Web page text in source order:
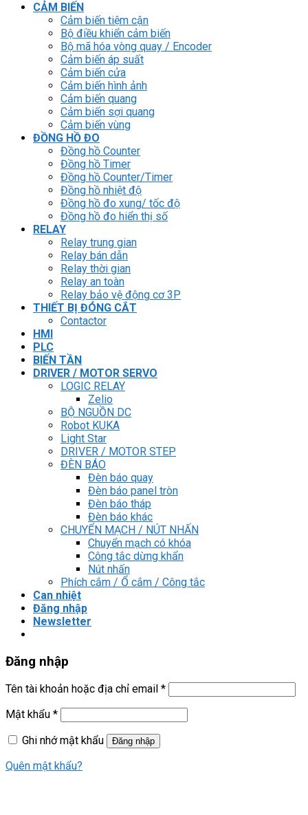
CẢM BIẾN
Cảm biến tiệm cận
Bộ điều khiển cảm biến
Bộ mã hóa vòng quay / Encoder
Cảm biến áp suất
Cảm biến cửa
Cảm biến hình ảnh
Cảm biến quang
Cảm biến sợi quang
Cảm biến vùng
ĐỒNG HỒ ĐO
Đồng hồ Counter
Đồng hồ Timer
Đồng hồ Counter/Timer
Đồng hồ nhiệt độ
Đồng hồ đo xung/ tốc độ
Đồng hồ đo hiển thị số
RELAY
Relay trung gian
Relay bán dẫn
Relay thời gian
Relay an toàn
Relay bảo vệ động cơ 3P
THIẾT BỊ ĐÓNG CẮT
Contactor
HMI
PLC
BIẾN TẦN
DRIVER / MOTOR SERVO
LOGIC RELAY
Zelio
BỘ NGUỒN DC
Robot KUKA
Light Star
DRIVER / MOTOR STEP
ĐÈN BÁO
Đèn báo quay
Đèn báo panel tròn
Đèn báo tháp
Đèn báo khác
CHUYỂN MẠCH / NÚT NHẤN
Chuyển mạch có khóa
Công tắc dừng khẩn
Nút nhấn
Phích cắm / Ổ cắm / Công tắc
Can nhiệt
Đăng nhập
Newsletter
Đăng nhập
Tên tài khoản hoặc địa chỉ email *
Mật khẩu *
Ghi nhớ mật khẩu
Đăng nhập
Quên mật khẩu?